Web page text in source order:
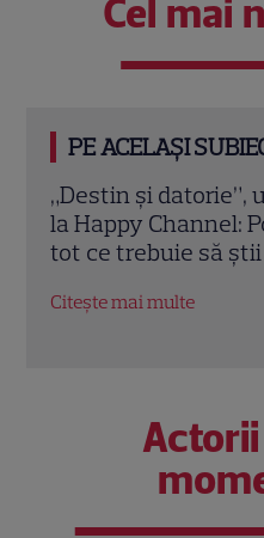
Cel mai
PE ACELAȘI
Când începe „Dacă
Channel și cine